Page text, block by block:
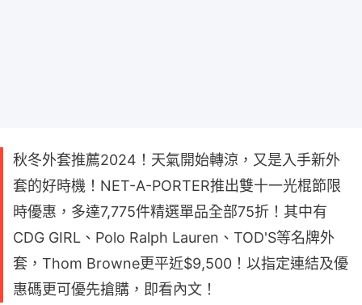
秋冬外套推薦2024！天氣開始轉涼，又是入手新外
套的好時機！NET-A-PORTER推出雙十一光棍節限
時優惠，多達7,775件精選單品全部75折！其中有
CDG GIRL、Polo Ralph Lauren、TOD'S等名牌外
套，Thom Browne更平近$9,500！以指定連結及優
惠碼更可優先搶購，即看內文！